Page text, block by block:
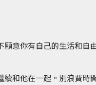
意你有自己的生活和自
和他在一起。別浪費時